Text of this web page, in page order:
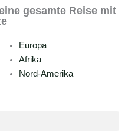
gesamte Reise mit
Europa
Afrika
Nord-Amerika